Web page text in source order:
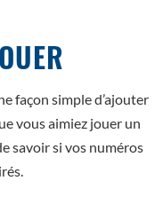
façon simple d’ajouter
vous aimiez jouer un
savoir si vos numéros